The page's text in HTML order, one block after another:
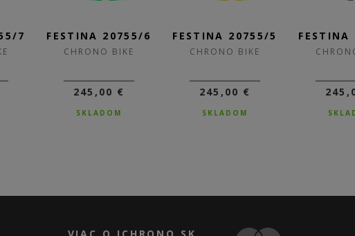
7 FESTINA 20755/6
CHRONO BIKE
245,00 €
SKLADOM
FESTINA 20755/5
CHRONO BIKE
245,00 €
SKLADOM